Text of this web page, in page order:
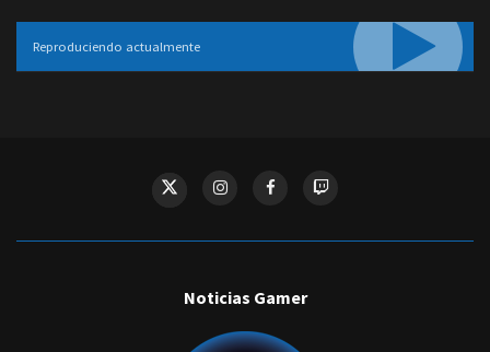
Reproduciendo actualmente
Noticias Gamer